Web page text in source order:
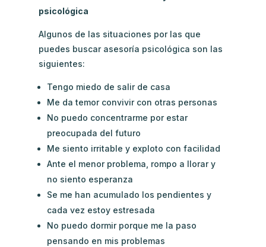
psicológica
Algunos de las situaciones por las que
puedes buscar asesoría psicológica son las
siguientes:
Tengo miedo de salir de casa
Me da temor convivir con otras personas
No puedo concentrarme por estar
preocupada del futuro
Me siento irritable y exploto con facilidad
Ante el menor problema, rompo a llorar y
no siento esperanza
Se me han acumulado los pendientes y
cada vez estoy estresada
No puedo dormir porque me la paso
pensando en mis problemas